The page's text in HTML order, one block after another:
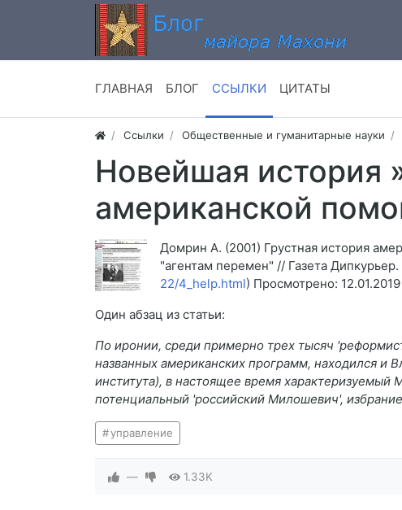
ГЛАВНАЯ БЛОГ ССЫЛКИ ЦИТАТЫ
Ссылки Общественные и гуманитарные науки
Новейшая история
американской
Домрин А. (2001) Грустная история
"агентам перемен" // Газета
22/4_help.html) Просмотрено: 12.01.2019
Один абзац из статьи:
По иронии, среди примерно трех тысяч
названных американских программ, находился и
института), в настоящее время
потенциальный 'российский Милошевич',
управление
— 1.33K